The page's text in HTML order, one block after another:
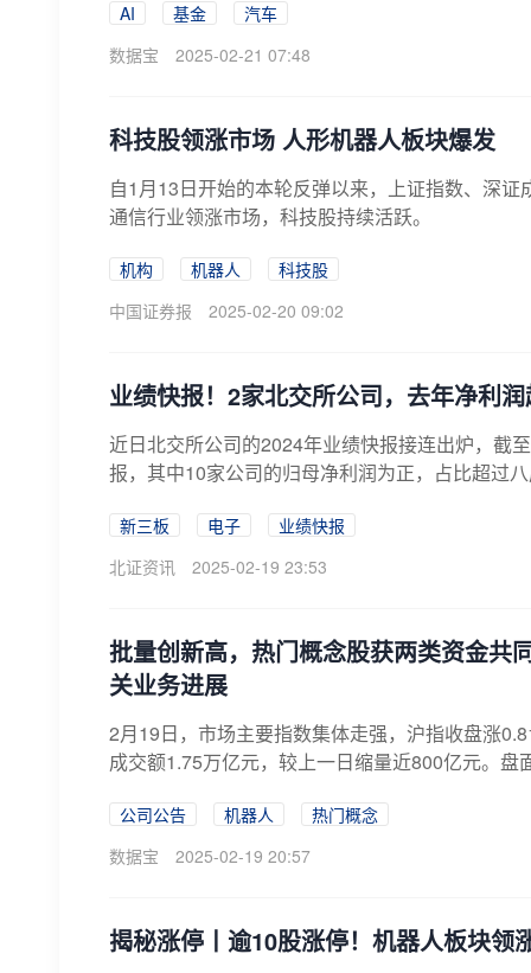
AI 基金
汽车
数据宝
2025-02-21 07:48
科技股领涨市场 人形机器人板块爆发
自1月13日开始的本轮反弹以来，上证指数、深
通信行业领涨市场，科技股持续活跃。
机构 机器人
科技股
中国证券报
2025-02-20 09:02
业绩快报！2家北交所公司，去年净利
近日北交所公司的2024年业绩快报接连出炉，截
报，其中10家公司的归母净利润为正，占比超过
新三板 电子
业绩快报
北证资讯
2025-02-19 23:53
批量创新高，热门概念股获两类资金共
关业务进展
2月19日，市场主要指数集体走强，沪指收盘涨
成交额1.75万亿元，较上一日缩量近800亿元。盘
公司公告 机器人
热门概念
数据宝
2025-02-19 20:57
揭秘涨停丨逾10股涨停！机器人板块领